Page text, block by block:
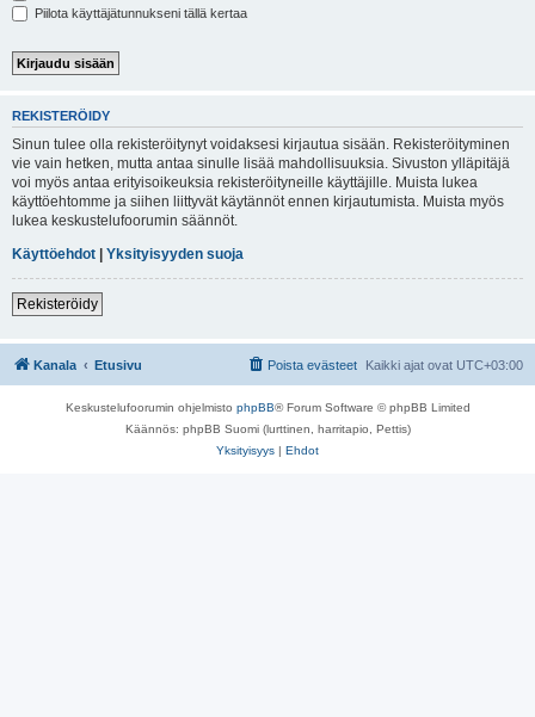
Piilota käyttäjätunnukseni tällä kertaa
REKISTERÖIDY
Sinun tulee olla rekisteröitynyt voidaksesi kirjautua sisään. Rekisteröityminen
vie vain hetken, mutta antaa sinulle lisää mahdollisuuksia. Sivuston ylläpitäjä
voi myös antaa erityisoikeuksia rekisteröityneille käyttäjille. Muista lukea
käyttöehtomme ja siihen liittyvät käytännöt ennen kirjautumista. Muista myös
lukea keskustelufoorumin säännöt.
Käyttöehdot | Yksityisyyden suoja
Rekisteröidy
Kanala Etusivu Kaikki ajat ovat UTC+03:00
Poista evästeet
Keskustelufoorumin ohjelmisto phpBB® Forum Software © phpBB Limited
Käännös: phpBB Suomi (lurttinen, harritapio, Pettis)
Yksityisyys | Ehdot